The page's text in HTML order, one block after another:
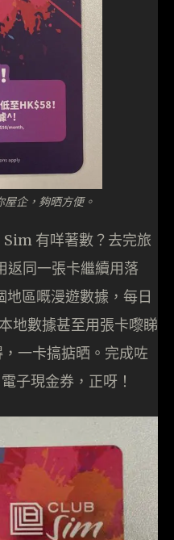
屋企，夠晒方便。
有咩著數？去完旅
同一張卡繼續用落
地區嘅漫遊數據，每日
地數據甚至用張卡嚟睇
一卡搞掂晒。完成咗
子現金券，正呀！